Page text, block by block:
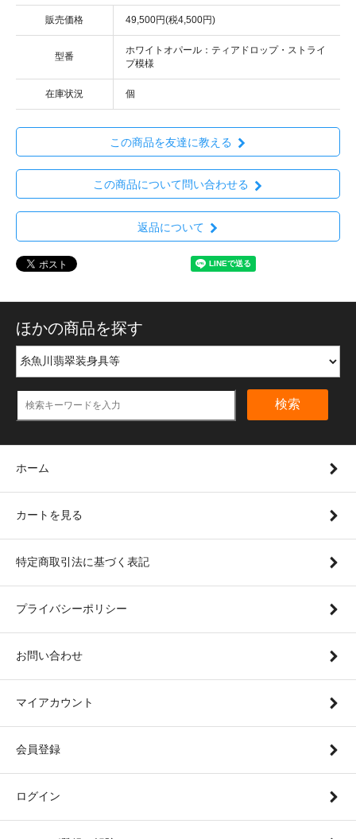
販売価格 49,500円(税4,500円)
型番
ホワイトオパール：ティアドロップ・ストライ
プ模様
在庫状況 個
この商品を友達に教える
この商品について問い合わせる
返品について
ほかの商品を探す
検索
ホーム
カートを見る
特定商取引法に基づく表記
プライバシーポリシー
お問い合わせ
マイアカウント
会員登録
ログイン